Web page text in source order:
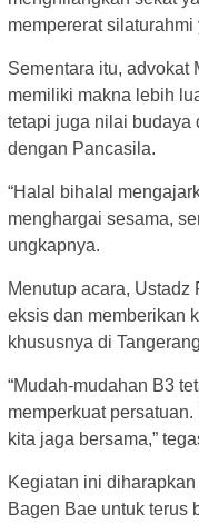
mempererat silaturahmi
Sementara itu, advokat
memiliki makna lebih
tetapi juga nilai budaya
dengan Pancasila.
“Halal bihalal
menghargai sesama,
ungkapnya.
Menutup acara,
eksis dan memberikan
khususnya di
“Mudah-mudahan B3
memperkuat
kita jaga bersama,”
Kegiatan ini
Bagen Bae untuk terus